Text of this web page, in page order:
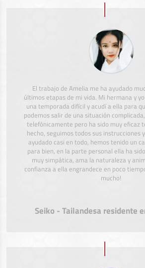
El trabajo de Amelia me ha ayudado
últimos etapas de mi vida. Mi hermana y
una temporada difícil y acudí a ella para
podemos salir de una situación
telefónicamente pero ha sido muy eficaz
hecho, seguimos todos sus instrucciones
ayudado casi en todo, hemos tenido un
para bien, en la parte personal ella ha
muy simpática, ama la naturaleza y
confianza a ella engrandece en poco
mucho!
Seiko - Tailandesa residente